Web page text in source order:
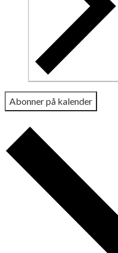
Abonner på kalender